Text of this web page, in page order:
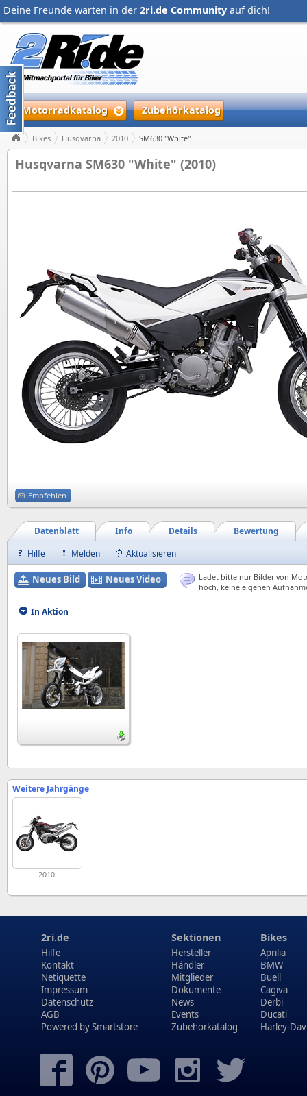
Deine Freunde warten in der 2ri.de Community auf dich!
Motorradkatalog Zubehörkatalog
Bikes Husqvarna 2010 SM630 "White"
Husqvarna SM630 "White" (2010)
Empfehlen
Bewertung
Details
Info
Datenblatt
Hilfe
Melden Aktualisieren
Neues Bild Neues Video
Ladet bitte nur Bilder von
hoch, keine eigenen
In Aktion
Weitere Jahrgänge
2010
2ri.de
Hilfe
Kontakt
Netiquette
Impressum
Datenschutz
AGB
Powered bySmartstore
Sektionen
Hersteller
Händler
Mitglieder
Dokumente
News
Events
Zubehörkatalog
Bikes
Aprilia
BMW
Buell
Cagiva
Derbi
Ducati
Harley-